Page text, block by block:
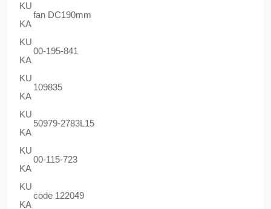
KU
KA
fan DC190mm
KU
KA
00-195-841
KU
KA
109835
KU
KA
50979-2783L15
KU
KA
00-115-723
KU
KA
code 122049